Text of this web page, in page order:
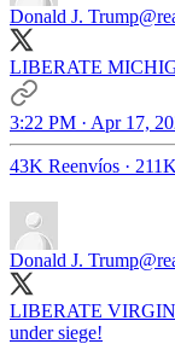
Donald J. Trump
LIBERATE
3:22 PM · Apr 17,
43K Reenvíos ·
Donald J. Trump
LIBERATE
under siege!